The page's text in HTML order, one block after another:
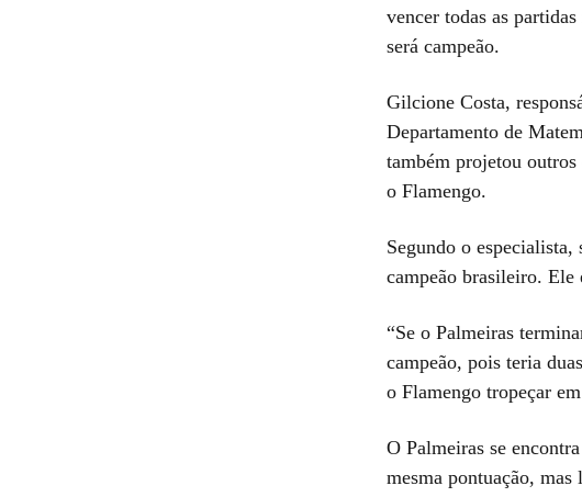
vencer todas as
será campeão.
Gilcione Costa,
Departamento de
também projetou
o Flamengo.
Segundo o
campeão brasileiro. Ele
“Se o Palmeiras
campeão, pois teria
o Flamengo tropeçar
O Palmeiras se
mesma pontuação,